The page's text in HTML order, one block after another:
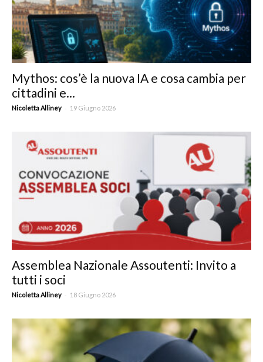
Mythos: cos’è la nuova IA e cosa cambia per
cittadini e...
Nicoletta Alliney - 19 Giugno 2026
Assemblea Nazionale Assoutenti: Invito a
tutti i soci
Nicoletta Alliney - 18 Giugno 2026